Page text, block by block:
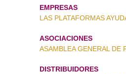
EMPRESAS
LAS PLATAFORMAS
ASOCIACIONES
ASAMBLEA GENERAL DE
DISTRIBUIDORES